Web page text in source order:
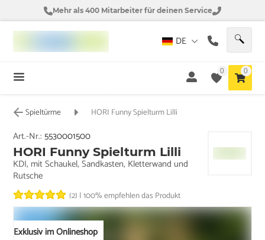
Mehr als 400 Mitarbeiter für deinen Service
DE
0 0
Spieltürme HORI Funny Spielturm Lilli
Exklusiv im Onlineshop
Art.-Nr.:5530001500
HORI Funny Spielturm Lilli
KDI, mit Schaukel, Sandkasten, Kletterwand und
Rutsche
(2) |100% empfehlen das Produkt